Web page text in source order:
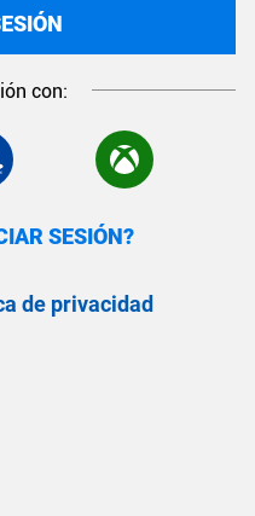
con:
SESIÓN?
de privacidad